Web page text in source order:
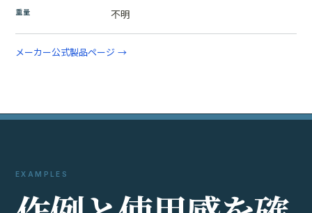
重量 不明
メーカー公式製品ページ →
EXAMPLES